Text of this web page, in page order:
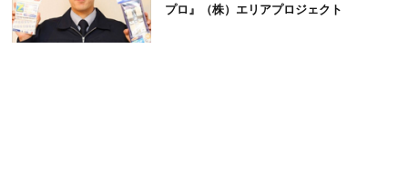
プロ』（株）エリアプロジェクト